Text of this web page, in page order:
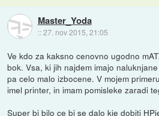
Master_Yoda
::27. nov 2015, 21:05
Ve kdo za kaksno cenovno ugodno
bok. Vsa, ki jih najdem imajo
pa celo malo izbocene. V mojem
imel printer, in imam pomisleke zaradi
Super bi bilo ce bi se dalo kje dobiti